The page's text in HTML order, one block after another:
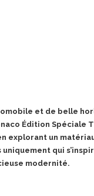
et de belle
Édition Spéciale
explorant un
qui
modernité.